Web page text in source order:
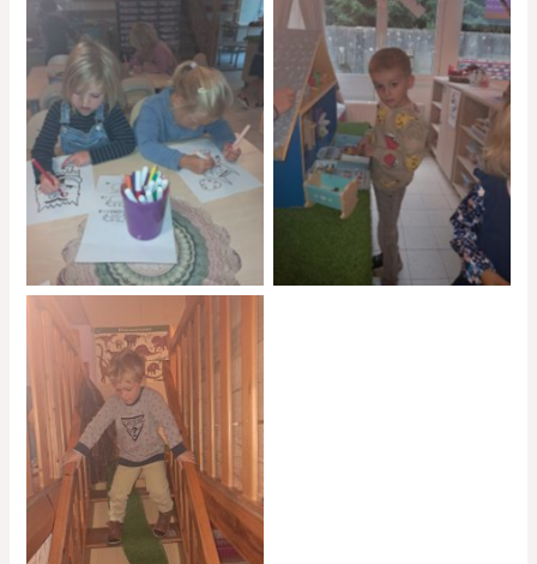
No Caption No Caption
No Caption